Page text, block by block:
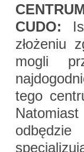
CUDO:
złożeniu
mogli
tego